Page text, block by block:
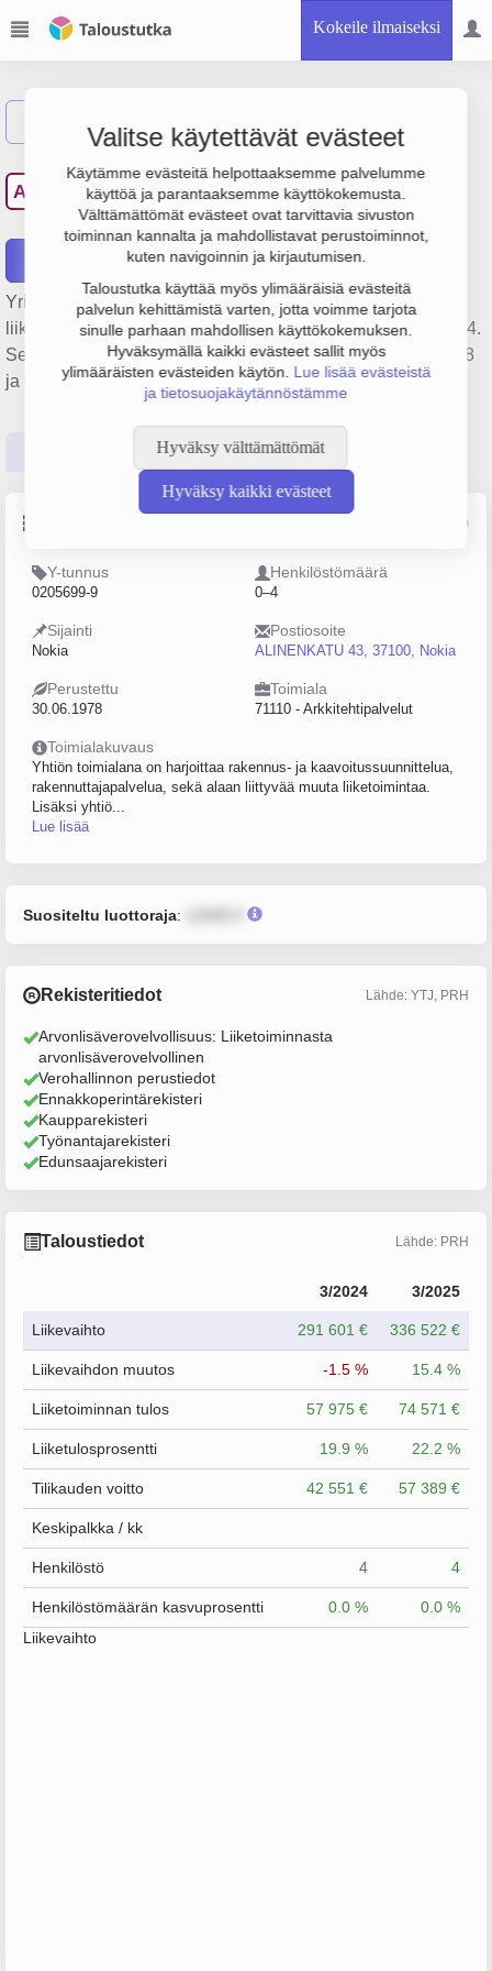
Kokeile ilmaiseksi
Valitse käytettävät evästeet
Käytämme evästeitä helpottaaksemme palvelumme
käyttöä ja parantaaksemme käyttökokemusta.
Välttämättömät evästeet ovat tarvittavia sivuston
toiminnan kannalta ja mahdollistavat perustoiminnot,
kuten navigoinnin ja kirjautumisen.
Taloustutka käyttää myös ylimääräisiä evästeitä
palvelun kehittämistä varten, jotta voimme tarjota
sinulle parhaan mahdollisen käyttökokemuksen.
Hyväksymällä kaikki evästeet sallit myös
ylimääräisten evästeiden käytön. Lue lisää evästeistä
ja tietosuojakäytännöstämme
Hyväksy välttämättömät
Hyväksy kaikki evästeet
AJ
Arkkitehtuuritoimisto
Jaakko Nieminen Oy
Yrityksen Arkkitehtuuritoimisto Jaakko Nieminen Oy
liikevaihto on 337 000 €, tulos 75 000 € ja henkilöstömäärä 4.
Sen päätoimiala on Arkkitehtipalvelut, perustamisvuosi 1978
ja sijainti Nokia. Yrityksen yhtiömuoto Osakeyhtiö (OY).
Tilinpäätösluvut Päättäjätiedot
Lähde: YTJ, PRH, Traficom
Y-tunnus
0205699-9
Henkilöstömäärä
0–4
Sijainti
Nokia
Postiosoite
ALINENKATU 43, 37100, Nokia
Perustettu
30.06.1978
Toimiala
71110 - Arkkitehtipalvelut
Toimialakuvaus
Yhtiön toimialana on harjoittaa rakennus- ja kaavoitussuunnittelua,
rakennuttajapalvelua, sekä alaan liittyvää muuta liiketoimintaa.
Lisäksi yhtiö...
Lue lisää
Suositeltu luottoraja:
Rekisteritiedot Lähde: YTJ, PRH
Arvonlisäverovelvollisuus: Liiketoiminnasta
arvonlisäverovelvollinen
Verohallinnon perustiedot
Ennakkoperintärekisteri
Kaupparekisteri
Työnantajarekisteri
Edunsaajarekisteri
Taloustiedot Lähde: PRH
3/2024 3/2025
Liikevaihto 291 601 € 336 522 €
Liikevaihdon muutos -1.5 % 15.4 %
Liiketoiminnan tulos 57 975 € 74 571 €
Liiketulosprosentti 19.9 % 22.2 %
Tilikauden voitto 42 551 € 57 389 €
Keskipalkka / kk
Henkilöstö 4 4
Henkilöstömäärän kasvuprosentti 0.0 %
0.0 %
Liikevaihto